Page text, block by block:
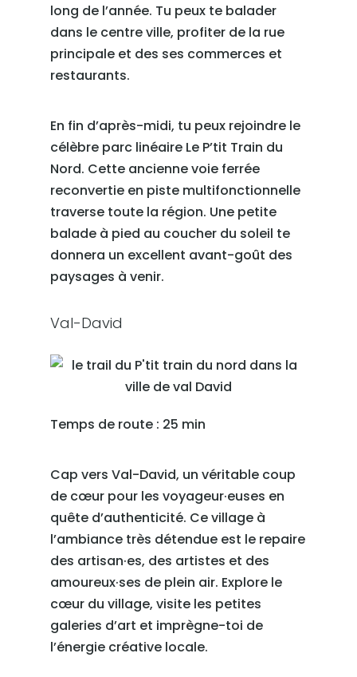
long de l’année. Tu peux te balader
dans le centre ville, profiter de la rue
principale et des ses commerces et
restaurants.
En fin d’après-midi, tu peux rejoindre le
célèbre parc linéaire Le P’tit Train du
Nord. Cette ancienne voie ferrée
reconvertie en piste multifonctionnelle
traverse toute la région. Une petite
balade à pied au coucher du soleil te
donnera un excellent avant-goût des
paysages à venir.
Val-David
Temps de route : 25 min
Cap vers Val-David, un véritable coup
de cœur pour les voyageur·euses en
quête d’authenticité. Ce village à
l’ambiance très détendue est le repaire
des artisan·es, des artistes et des
amoureux·ses de plein air. Explore le
cœur du village, visite les petites
galeries d’art et imprègne-toi de
l’énergie créative locale.